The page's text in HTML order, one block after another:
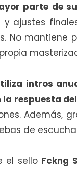
parte de
y ajustes
No
intros
respuesta
Además,
de
el sello Fckng